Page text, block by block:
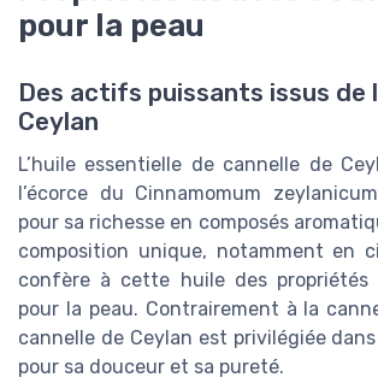
pour la peau
Des actifs puissants issus de
Ceylan
L’huile essentielle de cannelle de
l’écorce du Cinnamomum
pour sa richesse en composés
composition unique, notamment en
confère à cette huile des propriétés
pour la peau. Contrairement à la
cannelle de Ceylan est privilégiée
pour sa douceur et sa pureté.